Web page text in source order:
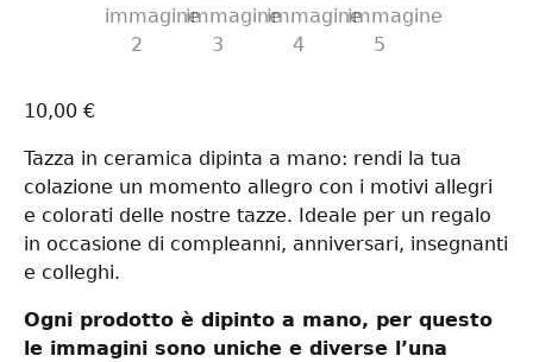
10,00 €
Tazza in ceramica dipinta a mano: rendi la tua
colazione un momento allegro con i motivi allegri
e colorati delle nostre tazze. Ideale per un regalo
in occasione di compleanni, anniversari, insegnanti
e colleghi.
Ogni prodotto è dipinto a mano, per questo
le immagini sono uniche e diverse l’una